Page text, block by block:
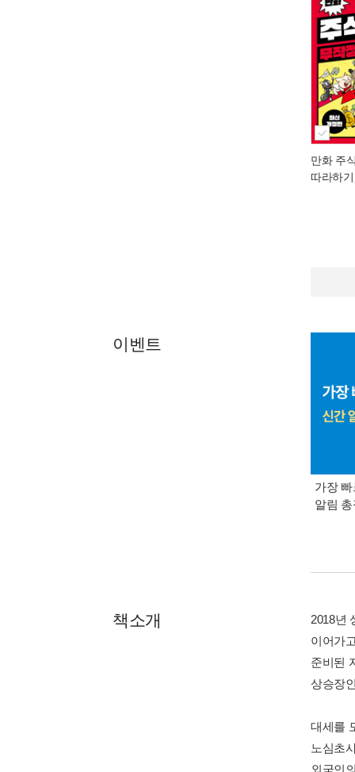
만화 주
따라하기
이벤트
가장
알림
책소개
2018년
이어가
준비된
상승장
대세를
노심초
외국인